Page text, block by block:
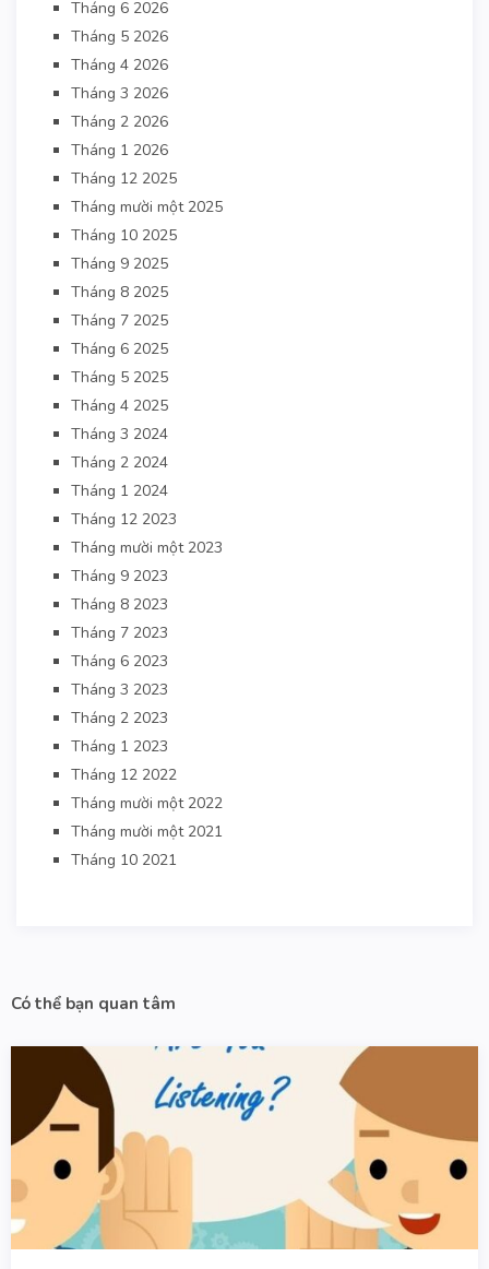
Tháng 6 2026
Tháng 5 2026
Tháng 4 2026
Tháng 3 2026
Tháng 2 2026
Tháng 1 2026
Tháng 12 2025
Tháng mười một 2025
Tháng 10 2025
Tháng 9 2025
Tháng 8 2025
Tháng 7 2025
Tháng 6 2025
Tháng 5 2025
Tháng 4 2025
Tháng 3 2024
Tháng 2 2024
Tháng 1 2024
Tháng 12 2023
Tháng mười một 2023
Tháng 9 2023
Tháng 8 2023
Tháng 7 2023
Tháng 6 2023
Tháng 3 2023
Tháng 2 2023
Tháng 1 2023
Tháng 12 2022
Tháng mười một 2022
Tháng mười một 2021
Tháng 10 2021
Có thể bạn quan tâm